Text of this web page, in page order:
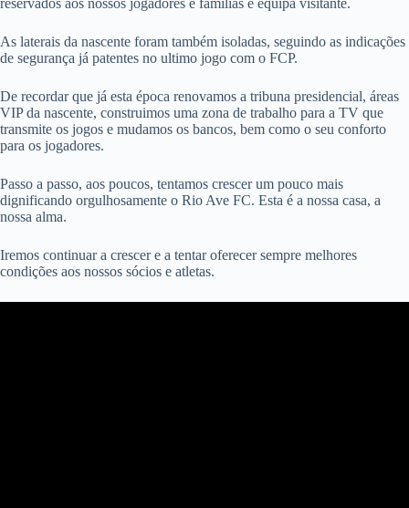
reservados aos nossos jogadores e famílias e equipa visitante.
As laterais da nascente foram também isoladas, seguindo as indicações
de segurança já patentes no ultimo jogo com o FCP.
De recordar que já esta época renovamos a tribuna presidencial, áreas
VIP da nascente, construimos uma zona de trabalho para a TV que
transmite os jogos e mudamos os bancos, bem como o seu conforto
para os jogadores.
Passo a passo, aos poucos, tentamos crescer um pouco mais
dignificando orgulhosamente o Rio Ave FC. Esta é a nossa casa, a
nossa alma.
Iremos continuar a crescer e a tentar oferecer sempre melhores
condições aos nossos sócios e atletas.